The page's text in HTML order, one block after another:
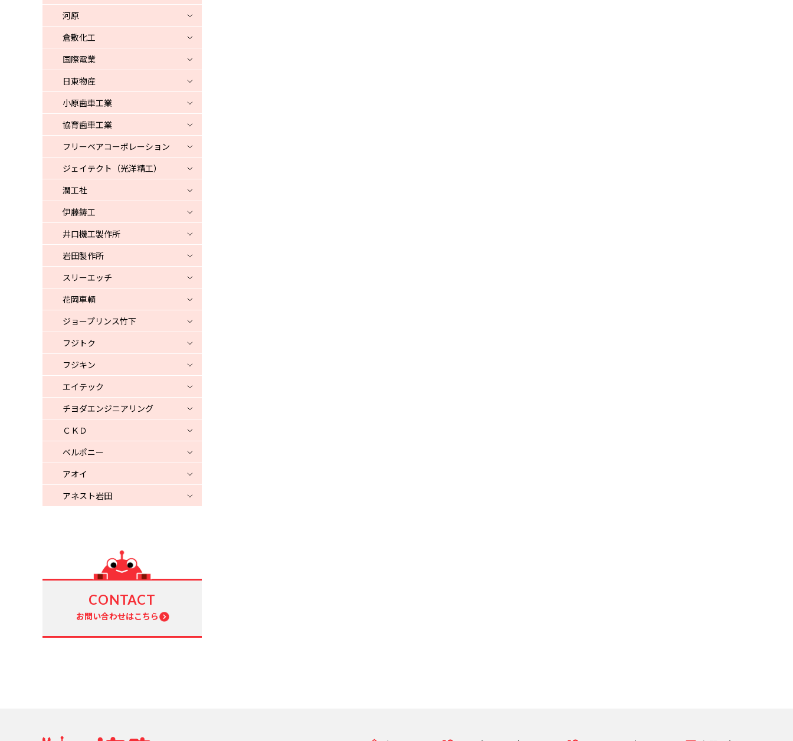
河原
倉敷化工
国際電業
日東物産
小原歯車工業
協育歯車工業
フリーベアコーポレーション
ジェイテクト（光洋精工）
潤工社
伊藤鋳工
井口機工製作所
岩田製作所
スリーエッチ
花岡車輌
ジョープリンス竹下
フジトク
フジキン
エイテック
チヨダエンジニアリング
ＣＫＤ
ベルポニー
アオイ
アネスト岩田
CONTACT
お問い合わせはこちら